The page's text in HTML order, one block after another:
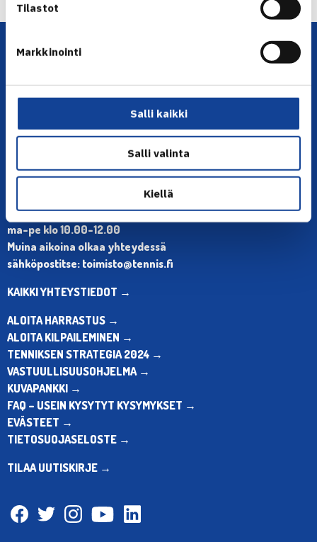
Tilastot
Markkinointi
Salli kaikki
Salli valinta
Kiellä
Olympiastadion, Paavo Nurmen tie 1, 00250 Helsinki
Toimiston puhelinajat:
ma-pe klo 10.00-12.00
Muina aikoina olkaa yhteydessä
sähköpostitse: toimisto@tennis.fi
KAIKKI YHTEYSTIEDOT →
ALOITA HARRASTUS →
ALOITA KILPAILEMINEN →
TENNIKSEN STRATEGIA 2024 →
VASTUULLISUUSOHJELMA →
KUVAPANKKI →
FAQ – USEIN KYSYTYT KYSYMYKSET →
EVÄSTEET →
TIETOSUOJASELOSTE →
TILAA UUTISKIRJE →